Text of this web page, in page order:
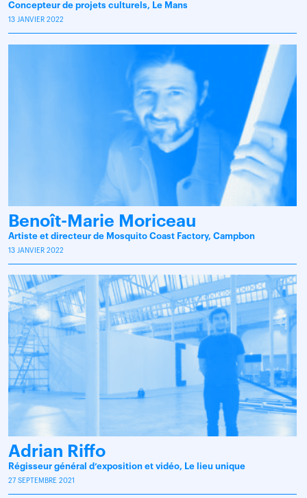
Concepteur de projets culturels, Le Mans
13 JANVIER 2022
Benoît-Marie Moriceau
Artiste et directeur de Mosquito Coast Factory, Campbon
13 JANVIER 2022
Adrian Riffo
Régisseur général d’exposition et vidéo, Le lieu unique
27 SEPTEMBRE 2021